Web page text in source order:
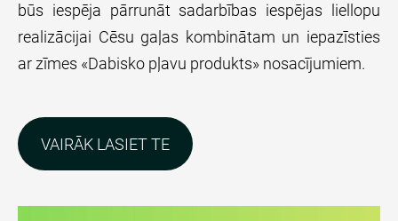
būs iespēja pārrunāt sadarbības iespējas liellopu
realizācijai Cēsu gaļas kombinātam un iepazīsties
ar zīmes «Dabisko pļavu produkts» nosacījumiem.
​VAIRĀK LASIET TE​